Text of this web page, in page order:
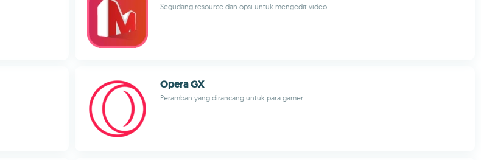
Segudang resource dan opsi untuk mengedit video
Opera GX
Peramban yang dirancang untuk para gamer